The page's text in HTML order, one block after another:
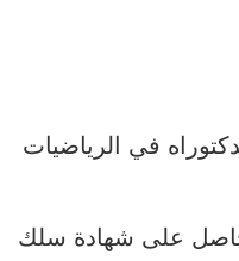
في الرياضيات
حاصل على شهادة سلك